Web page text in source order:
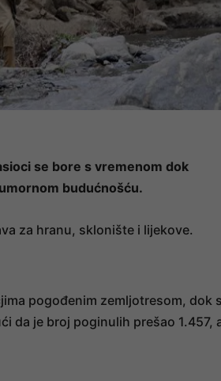
se bore s vremenom dok
budućnošću.
za hranu, sklonište i lijekove.
pogođenim zemljotresom, dok
da je broj poginulih prešao 1.457,